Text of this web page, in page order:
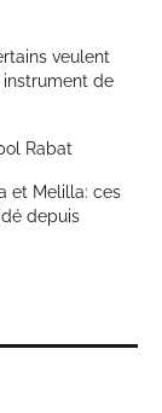
veulent
de
Rabat
et Melilla: ces
depuis